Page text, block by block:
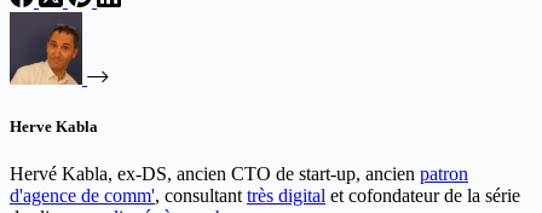
Herve Kabla
Hervé Kabla, ex-DS, ancien CTO de start-up, ancien patron
d'agence de comm', consultant très digital et cofondateur de la série